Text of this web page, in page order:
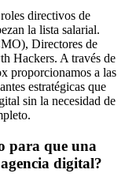
directivos de
la lista salarial.
Directores de
Hackers. A través de
proporcionamos a las
estratégicas que
sin la necesidad de
para que una
digital?